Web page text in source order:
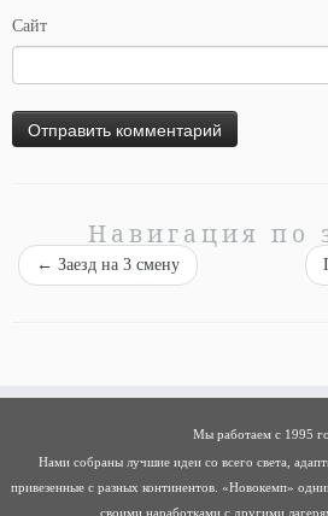
Сайт
Навигация по
← Заезд на 3 смену
Мы работаем с 1995
Нами собраны лучшие идеи со всего света,
привезенные с разных континентов. «Новокемп»
своими наработками с другими